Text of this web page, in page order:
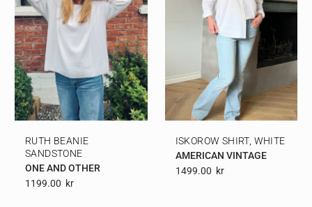
RUTH BEANIE
SANDSTONE
ONE AND OTHER
1199.00 Kr
ISKOROW SHIRT, WHITE
AMERICAN VINTAGE
1499.00 Kr